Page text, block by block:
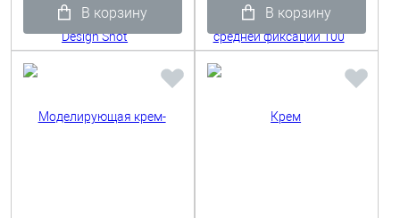
В корзину В корзину